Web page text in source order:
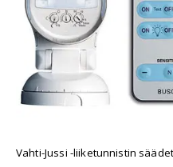
Vahti-Jussi -liiketunnistin